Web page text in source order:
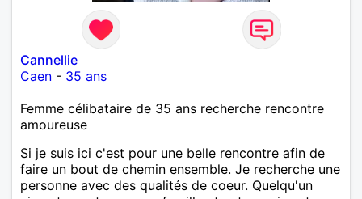
Cannellie
Caen - 35 ans
Femme célibataire de 35 ans recherche rencontre
amoureuse
Si je suis ici c'est pour une belle rencontre afin de
faire un bout de chemin ensemble. Je recherche une
personne avec des qualités de coeur. Quelqu'un